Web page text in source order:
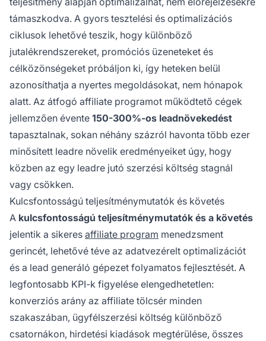
támaszkodva. A gyors tesztelési és optimalizációs
ciklusok lehetővé teszik, hogy különböző
jutalékrendszereket, promóciós üzeneteket és
célközönségeket próbáljon ki, így heteken belül
azonosíthatja a nyertes megoldásokat, nem hónapok
alatt. Az átfogó affiliate programot működtető cégek
jellemzően évente 150-300%-os leadnövekedést
tapasztalnak, sokan néhány százról havonta több ezer
minősített leadre növelik eredményeiket úgy, hogy
közben az egy leadre jutó szerzési költség stagnál
vagy csökken.
Kulcsfontosságú teljesítménymutatók és követés
A kulcsfontosságú teljesítménymutatók és a követés
jelentik a sikeres affiliate program menedzsment
gerincét, lehetővé téve az adatvezérelt optimalizációt
és a lead generáló gépezet folyamatos fejlesztését. A
legfontosabb KPI-k figyelése elengedhetetlen:
konverziós arány az affiliate tölcsér minden
szakaszában, ügyfélszerzési költség különböző
csatornákon, hirdetési kiadások megtérülése, összes